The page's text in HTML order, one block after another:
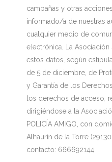
campañas y otras
informado/a de nuestras
cualquier medio de
electrónica. La
estos datos, según
de 5 de diciembre, de
y Garantía de los
los derechos de acceso,
dirigiéndose a la
POLICÍA AMIGO, con
Alhaurín de la Torre
contacto: 666692144